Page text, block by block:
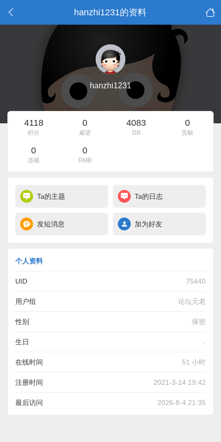
hanzhi1231的资料
hanzhi1231
4118
积分
0
威望
4083
DB
0
贡献
0
违规
0
RMB
Ta的主题 Ta的日志
发短消息 加为好友
个人资料
UID 75440
用户组 论坛元老
性别 保密
生日 -
在线时间 51 小时
注册时间 2021-3-14 19:42
最后访问 2026-8-4 21:35